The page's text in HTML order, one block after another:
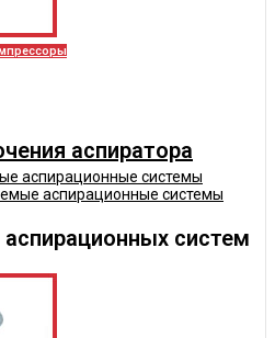
аспиратора
аспирационные системы
аспирационные системы
систем